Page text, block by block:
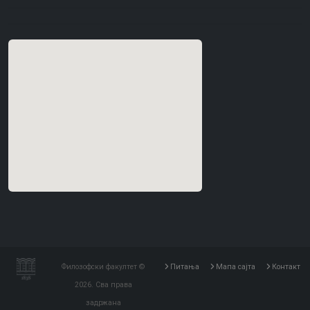
Филозофски факултет ©
2026. Сва права
задржана
Питања Мапа сајта Контакт